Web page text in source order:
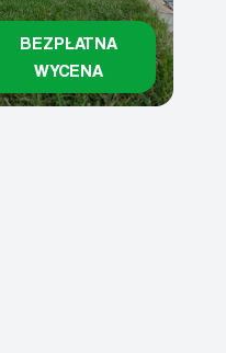
BEZPŁATNA
WYCENA